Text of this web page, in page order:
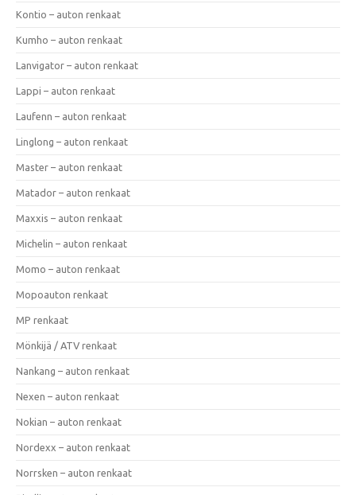
Kontio – auton renkaat
Kumho – auton renkaat
Lanvigator – auton renkaat
Lappi – auton renkaat
Laufenn – auton renkaat
Linglong – auton renkaat
Master – auton renkaat
Matador – auton renkaat
Maxxis – auton renkaat
Michelin – auton renkaat
Momo – auton renkaat
Mopoauton renkaat
MP renkaat
Mönkijä / ATV renkaat
Nankang – auton renkaat
Nexen – auton renkaat
Nokian – auton renkaat
Nordexx – auton renkaat
Norrsken – auton renkaat